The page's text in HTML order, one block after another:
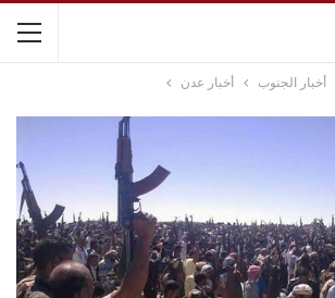
أخبار الجنوب أخبار عدن